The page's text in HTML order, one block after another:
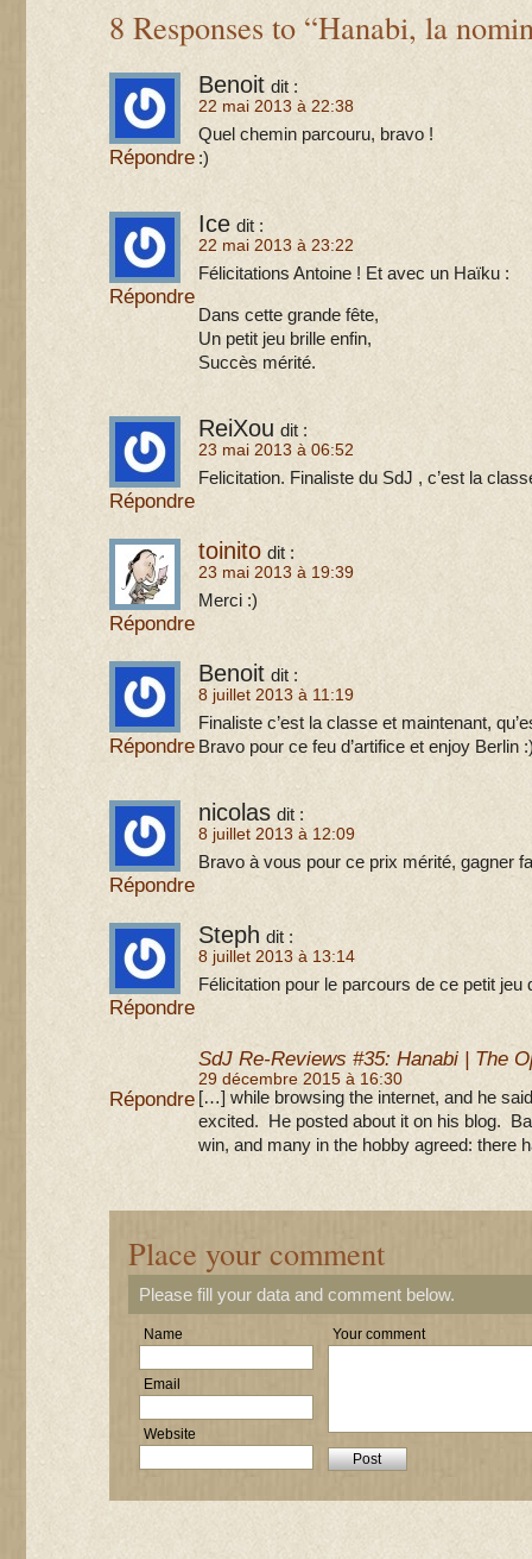
8 Responses to “Hanabi, la
Benoit dit :
22 mai 2013 à 22:38
Quel chemin parcouru, bravo !
:)
Répondre
Ice dit :
22 mai 2013 à 23:22
Félicitations Antoine ! Et avec un Haïku :
Dans cette grande fête,
Un petit jeu brille enfin,
Succès mérité.
Répondre
ReiXou dit :
23 mai 2013 à 06:52
Felicitation. Finaliste du SdJ , c’est la
Répondre
toinito dit :
23 mai 2013 à 19:39
Merci :)
Répondre
Benoit dit :
8 juillet 2013 à 11:19
Finaliste c’est la classe et maintenant,
Bravo pour ce feu d’artifice et enjoy Berlin
Répondre
nicolas dit :
8 juillet 2013 à 12:09
Bravo à vous pour ce prix mérité, gagner
Répondre
Steph dit :
8 juillet 2013 à 13:14
Félicitation pour le parcours de ce petit jeu
Répondre
SdJ Re-Reviews #35: Hanabi | The
29 décembre 2015 à 16:30
[…] while browsing the internet, and he
excited. He posted about it on his blog.
win, and many in the hobby agreed: there
Répondre
Place your comment
Please fill your data and comment below.
Name
Email
Website
Your comment